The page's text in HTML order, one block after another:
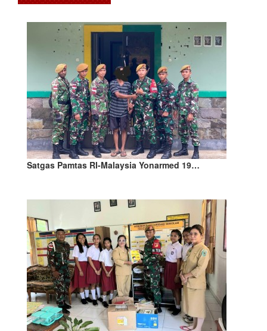
Satgas Pamtas RI-Malaysia Yonarmed 19…